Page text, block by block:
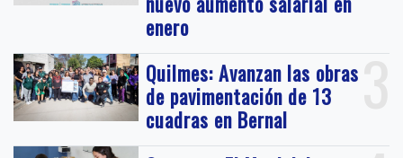
enero
3
Quilmes: Avanzan las obras
de pavimentación de 13
cuadras en Bernal